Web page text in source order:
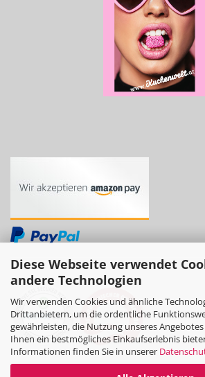
Diese Webseite verwendet
andere Technologien
Wir verwenden Cookies und ähnliche
Drittanbietern, um die ordentliche
gewährleisten, die Nutzung unseres
Ihnen ein bestmögliches Einkaufserlebnis
Informationen finden Sie in unserer